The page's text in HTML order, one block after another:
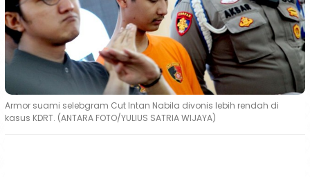
Armor suami selebgram Cut Intan Nabila divonis lebih rendah di
kasus KDRT. (ANTARA FOTO/YULIUS SATRIA WIJAYA)